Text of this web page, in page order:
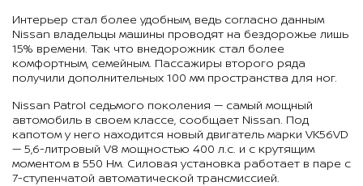
Интерьер стал более удобным, ведь согласно данным
Nissan владельцы машины проводят на бездорожье лишь
15% времени. Так что внедорожник стал более
комфортным, семейным. Пассажиры второго ряда
получили дополнительных 100 мм пространства для ног.
Nissan Patrol седьмого поколения — самый мощный
автомобиль в своем классе, сообщает Nissan. Под
капотом у него находится новый двигатель марки VK56VD
— 5,6-литровый V8 мощностью 400 л.с. и с крутящим
моментом в 550 Нм. Силовая установка работает в паре с
7-ступенчатой автоматической трансмиссией.